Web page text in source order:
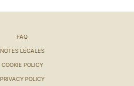
FAQ
NOTES LÉGALES
COOKIE POLICY
PRIVACY POLICY